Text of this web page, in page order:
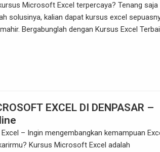
Microsoft Excel terpercaya? Tenang saja
solusinya, kalian dapat kursus excel
Bergabunglah dengan Kursus Excel
cara menguasai Excel dengan metode yang
Selanjutnya Mengapa Kursus Excel
EXCEL DI DENPASAR –
– Ingin mengembangkan kemampuan
Kursus Microsoft Excel adalah